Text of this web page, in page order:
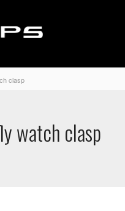
clasp
watch clasp